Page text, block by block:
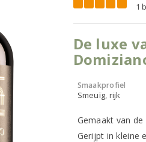
1
De luxe
Smaakprofiel
Smeuïg, rijk
Gemaakt van
Gerijpt in kleine